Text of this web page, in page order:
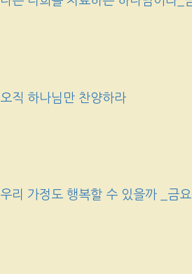
오직 하나님만 찬양하라
우리 가정도 행복할 수 있을까 _금